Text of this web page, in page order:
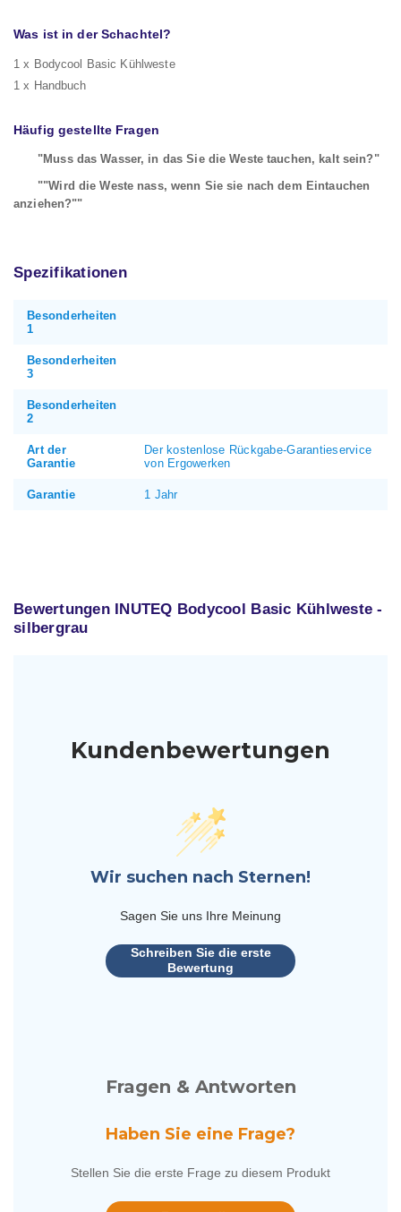
Was ist in der Schachtel?
1 x Bodycool Basic Kühlweste
1 x Handbuch
Häufig gestellte Fragen
"Muss das Wasser, in das Sie die Weste tauchen, kalt sein?"
""Wird die Weste nass, wenn Sie sie nach dem Eintauchen
anziehen?""
Spezifikationen
Besonderheiten
1
Besonderheiten
3
Besonderheiten
2
Art der
Garantie
Der kostenlose Rückgabe-Garantieservice
von Ergowerken
Garantie 1 Jahr
Bewertungen INUTEQ Bodycool Basic Kühlweste -
silbergrau
Kundenbewertungen
Wir suchen nach Sternen!
Sagen Sie uns Ihre Meinung
Schreiben Sie die erste
Bewertung
Fragen & Antworten
Haben Sie eine Frage?
Stellen Sie die erste Frage zu diesem Produkt